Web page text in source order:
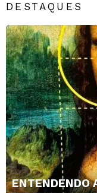
DESTAQUES
ENTENDENDO